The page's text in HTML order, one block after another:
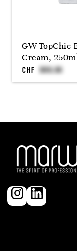
GW TopChic
Cream,
CHF